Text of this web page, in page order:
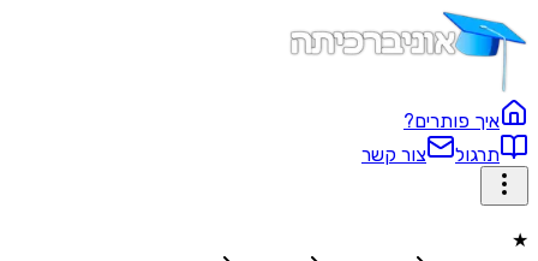
איך פותרים?
תרגול
צור קשר
★